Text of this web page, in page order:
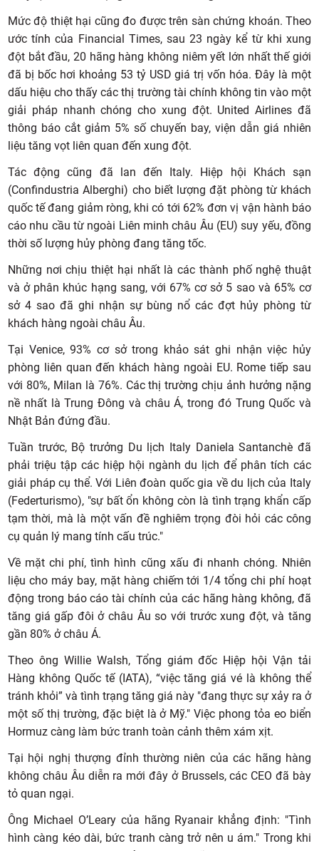
Mức độ thiệt hại cũng đo được trên sàn chứng khoán. Theo
ước tính của Financial Times, sau 23 ngày kể từ khi xung
đột bắt đầu, 20 hãng hàng không niêm yết lớn nhất thế giới
đã bị bốc hơi khoảng 53 tỷ USD giá trị vốn hóa. Đây là một
dấu hiệu cho thấy các thị trường tài chính không tin vào một
giải pháp nhanh chóng cho xung đột. United Airlines đã
thông báo cắt giảm 5% số chuyến bay, viện dẫn giá nhiên
liệu tăng vọt liên quan đến xung đột.
Tác động cũng đã lan đến Italy. Hiệp hội Khách sạn
(Confindustria Alberghi) cho biết lượng đặt phòng từ khách
quốc tế đang giảm ròng, khi có tới 62% đơn vị vận hành báo
cáo nhu cầu từ ngoài Liên minh châu Âu (EU) suy yếu, đồng
thời số lượng hủy phòng đang tăng tốc.
Những nơi chịu thiệt hại nhất là các thành phố nghệ thuật
và ở phân khúc hạng sang, với 67% cơ sở 5 sao và 65% cơ
sở 4 sao đã ghi nhận sự bùng nổ các đợt hủy phòng từ
khách hàng ngoài châu Âu.
Tại Venice, 93% cơ sở trong khảo sát ghi nhận việc hủy
phòng liên quan đến khách hàng ngoài EU. Rome tiếp sau
với 80%, Milan là 76%. Các thị trường chịu ảnh hưởng nặng
nề nhất là Trung Đông và châu Á, trong đó Trung Quốc và
Nhật Bản đứng đầu.
Tuần trước, Bộ trưởng Du lịch Italy Daniela Santanchè đã
phải triệu tập các hiệp hội ngành du lịch để phân tích các
giải pháp cụ thể. Với Liên đoàn quốc gia về du lịch của Italy
(Federturismo), "sự bất ổn không còn là tình trạng khẩn cấp
tạm thời, mà là một vấn đề nghiêm trọng đòi hỏi các công
cụ quản lý mang tính cấu trúc."
Về mặt chi phí, tình hình cũng xấu đi nhanh chóng. Nhiên
liệu cho máy bay, mặt hàng chiếm tới 1/4 tổng chi phí hoạt
động trong báo cáo tài chính của các hãng hàng không, đã
tăng giá gấp đôi ở châu Âu so với trước xung đột, và tăng
gần 80% ở châu Á.
Theo ông Willie Walsh, Tổng giám đốc Hiệp hội Vận tải
Hàng không Quốc tế (IATA), “việc tăng giá vé là không thể
tránh khỏi” và tình trạng tăng giá này "đang thực sự xảy ra ở
một số thị trường, đặc biệt là ở Mỹ." Việc phong tỏa eo biển
Hormuz càng làm bức tranh toàn cảnh thêm xám xịt.
Tại hội nghị thượng đỉnh thường niên của các hãng hàng
không châu Âu diễn ra mới đây ở Brussels, các CEO đã bày
tỏ quan ngại.
Ông Michael O’Leary của hãng Ryanair khẳng định: "Tình
hình càng kéo dài, bức tranh càng trở nên u ám." Trong khi